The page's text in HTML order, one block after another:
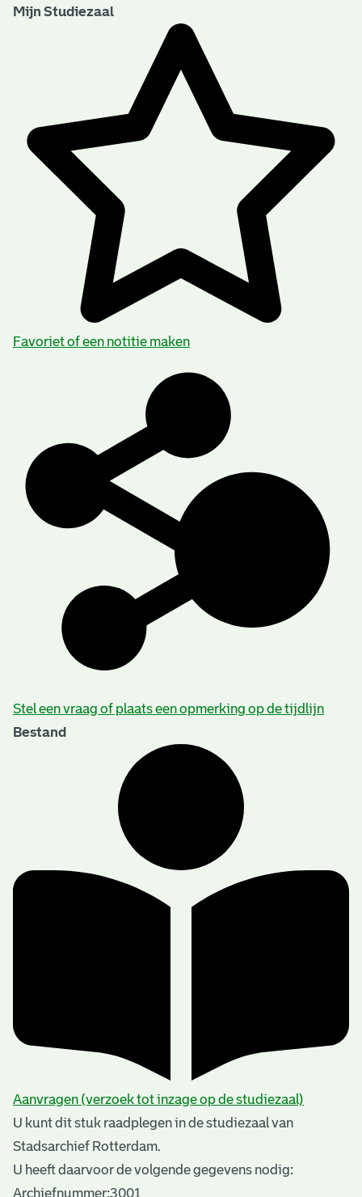
Mijn Studiezaal
Favoriet of een notitie maken
Stel een vraag of plaats een opmerking op de tijdlijn
Bestand
Aanvragen (verzoek tot inzage op de studiezaal)
U kunt dit stuk raadplegen in de studiezaal van
Stadsarchief Rotterdam.
U heeft daarvoor de volgende gegevens nodig:
Archiefnummer:3001